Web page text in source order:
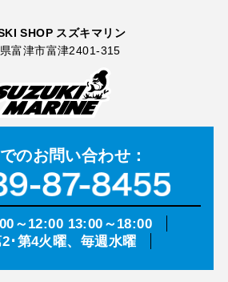
SHOP スズキマリン
富津市富津2401-315
のお問い合わせ：
～12:00 13:00～18:00
･第4火曜、毎週水曜